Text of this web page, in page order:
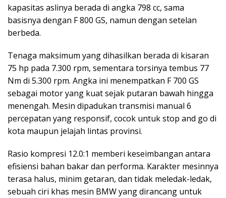
kapasitas aslinya berada di angka 798 cc, sama
basisnya dengan F 800 GS, namun dengan setelan
berbeda.
Tenaga maksimum yang dihasilkan berada di kisaran
75 hp pada 7.300 rpm, sementara torsinya tembus 77
Nm di 5.300 rpm. Angka ini menempatkan F 700 GS
sebagai motor yang kuat sejak putaran bawah hingga
menengah. Mesin dipadukan transmisi manual 6
percepatan yang responsif, cocok untuk stop and go di
kota maupun jelajah lintas provinsi.
Rasio kompresi 12.0:1 memberi keseimbangan antara
efisiensi bahan bakar dan performa. Karakter mesinnya
terasa halus, minim getaran, dan tidak meledak-ledak,
sebuah ciri khas mesin BMW yang dirancang untuk